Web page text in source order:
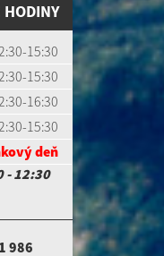
HODINY
15:30
15:30
16:30
15:30
deň
- 12:30
986